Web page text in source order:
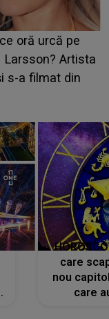
Iubirii" l-a
ESTE
se în fața
"Am
care
nou
care